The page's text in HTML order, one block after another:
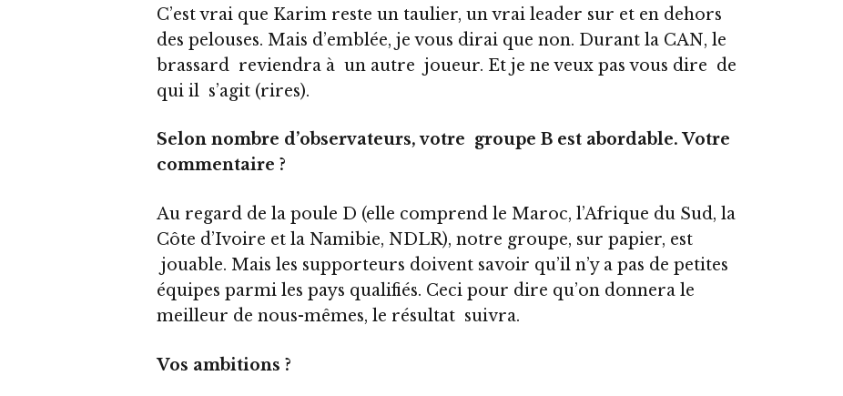
C’est vrai que Karim reste un taulier, un vrai leader sur et en dehors
des pelouses. Mais d’emblée, je vous dirai que non. Durant la CAN, le
brassard reviendra à un autre joueur. Et je ne veux pas vous dire de
qui il s’agit (rires).
Selon nombre d’observateurs, votre groupe B est abordable. Votre
commentaire ?
Au regard de la poule D (elle comprend le Maroc, l’Afrique du Sud, la
Côte d’Ivoire et la Namibie, NDLR), notre groupe, sur papier, est
jouable. Mais les supporteurs doivent savoir qu’il n’y a pas de petites
équipes parmi les pays qualifiés. Ceci pour dire qu’on donnera le
meilleur de nous-mêmes, le résultat suivra.
Vos ambitions ?